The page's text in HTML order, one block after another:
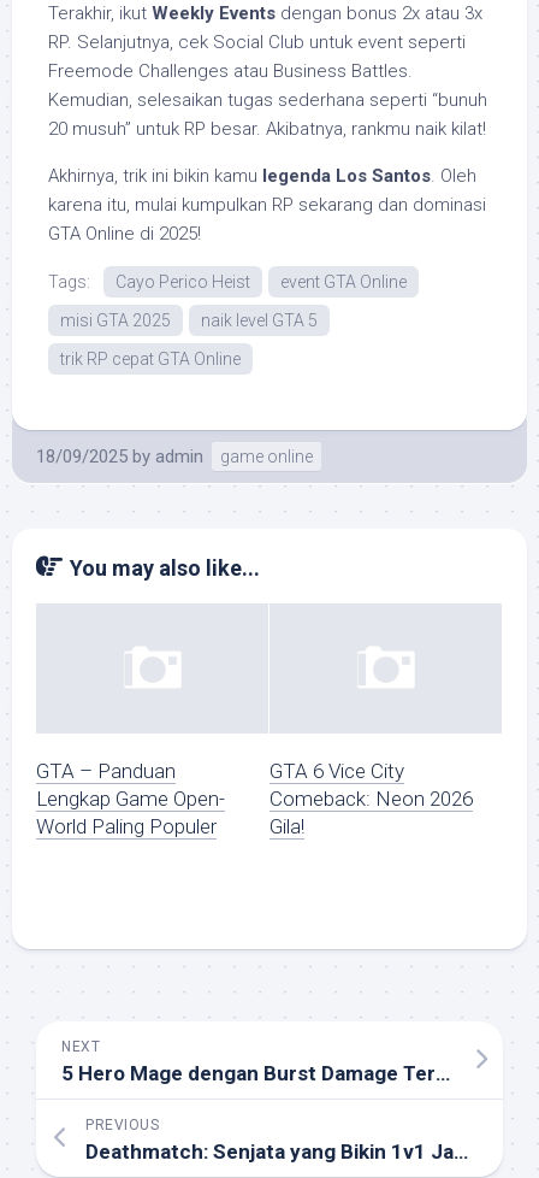
Terakhir, ikut Weekly Events dengan bonus 2x atau 3x
RP. Selanjutnya, cek Social Club untuk event seperti
Freemode Challenges atau Business Battles.
Kemudian, selesaikan tugas sederhana seperti “bunuh
20 musuh” untuk RP besar. Akibatnya, rankmu naik kilat!
Akhirnya, trik ini bikin kamu legenda Los Santos. Oleh
karena itu, mulai kumpulkan RP sekarang dan dominasi
GTA Online di 2025!
Tags: Cayo Perico Heist
event GTA Online
misi GTA 2025
naik level GTA 5
trik RP cepat GTA Online
18/09/2025 by admin game online
You may also like...
GTA – Panduan
Lengkap Game Open-
World Paling Populer
GTA 6 Vice City
Comeback: Neon 2026
Gila!
NEXT
5 Hero Mage dengan Burst Damage Tersakit di AOV 2025: Kuasai Mid Lane dengan Aleister!
PREVIOUS
Deathmatch: Senjata yang Bikin 1v1 Jadi Unfairly OP